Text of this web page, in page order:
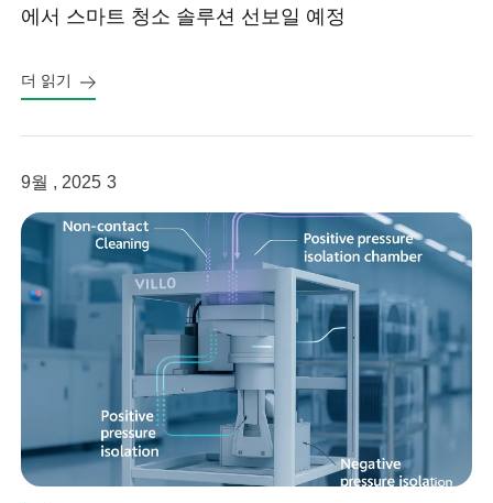
에서 스마트 청소 솔루션 선보일 예정
더 읽기
9월 , 2025 3